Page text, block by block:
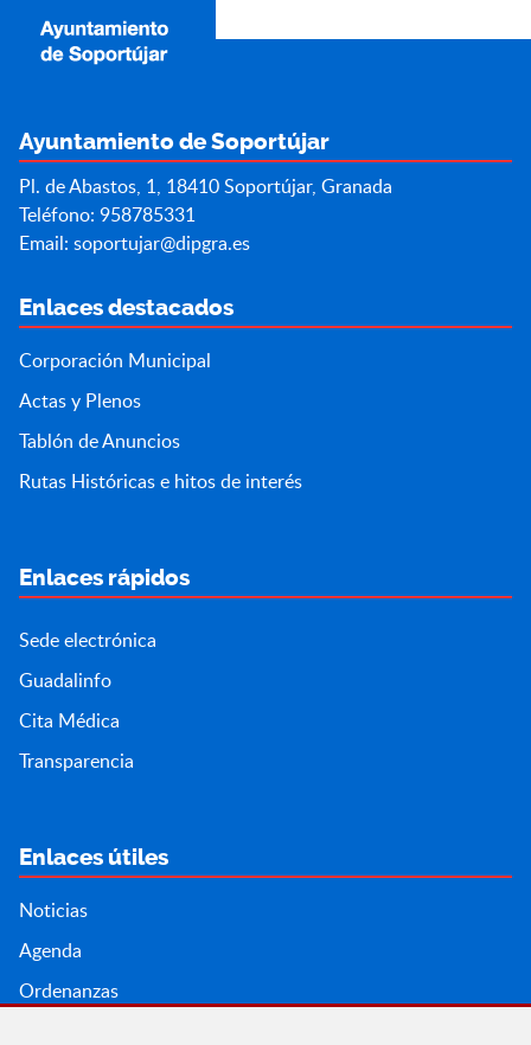
Ayuntamiento de Soportújar
Pl. de Abastos, 1, 18410 Soportújar, Granada
Teléfono: 958785331
Email: soportujar@dipgra.es
Enlaces destacados
Corporación Municipal
Actas y Plenos
Tablón de Anuncios
Rutas Históricas e hitos de interés
Enlaces rápidos
Sede electrónica
Guadalinfo
Cita Médica
Transparencia
Enlaces útiles
Noticias
Agenda
Ordenanzas